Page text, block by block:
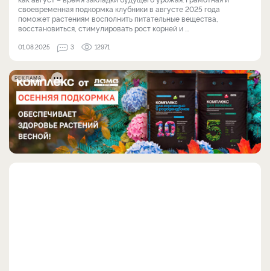
своевременная подкормка клубники в августе 2025 года
поможет растениям восполнить питательные вещества,
восстановиться, стимулировать рост корней и ...
01.08.2025 3 12971
РЕКЛАМА